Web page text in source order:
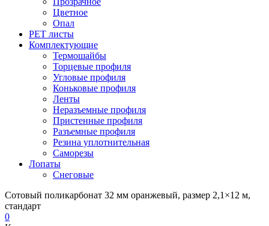
Цветное
Опал
PET листы
Комплектующие
Термошайбы
Торцевые профиля
Угловые профиля
Коньковые профиля
Ленты
Неразъемные профиля
Пристенные профиля
Разъемные профиля
Резина уплотнительная
Саморезы
Лопаты
Снеговые
Сотовый поликарбонат 32 мм оранжевый, размер 2,1×12 м,
стандарт
0